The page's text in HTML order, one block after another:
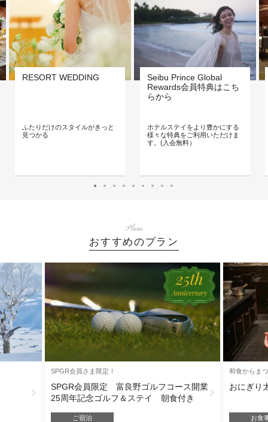
RESORT WEDDING
ふたりだけのスタイルがきっと
見つかる
Seibu Prince Global
Rewards会員特典はこち
らから
ホテルステイをより豊かにする
様々な特典をご利用いただけま
す。(入会無料）
Plans
おすすめのプラン
SPGR会員さま限定！
SPGR会員限定 富良野ゴルフコース開業
25周年記念ゴルフ＆ステイ 朝食付き
ご宿泊
和食からま
おにぎり
お食